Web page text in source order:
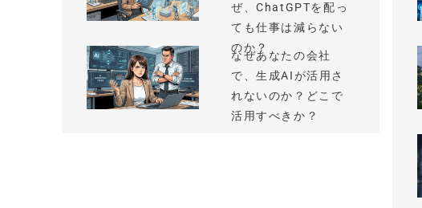
ぜ、ChatGPTを配っ
ても仕事は減らない
のか？
なぜあなたの会社
で、生成AIが活用さ
れないのか？どこで
活用すべきか？